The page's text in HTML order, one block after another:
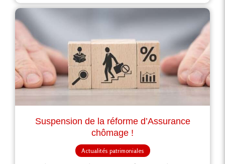
Suspension de la réforme d’Assurance
chômage !
Actualités patrimoniales